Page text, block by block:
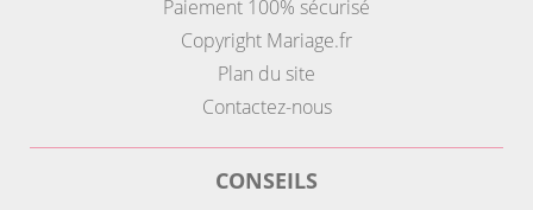
Paiement 100% sécurisé
Copyright Mariage.fr
Plan du site
Contactez-nous
CONSEILS